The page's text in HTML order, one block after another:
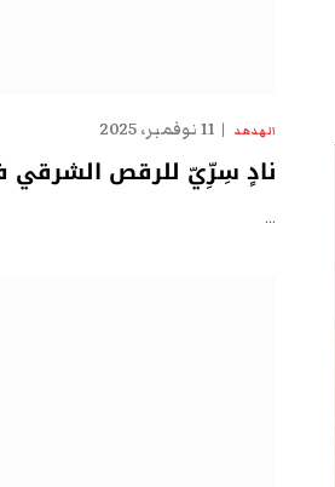
الهدهد 11 نوفمبر، 2025
نادٍ سِرِّيّ للرقص الشرقي
…